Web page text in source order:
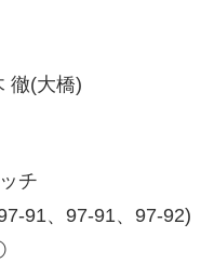
(大橋)
チ
91、97-91、97-92)